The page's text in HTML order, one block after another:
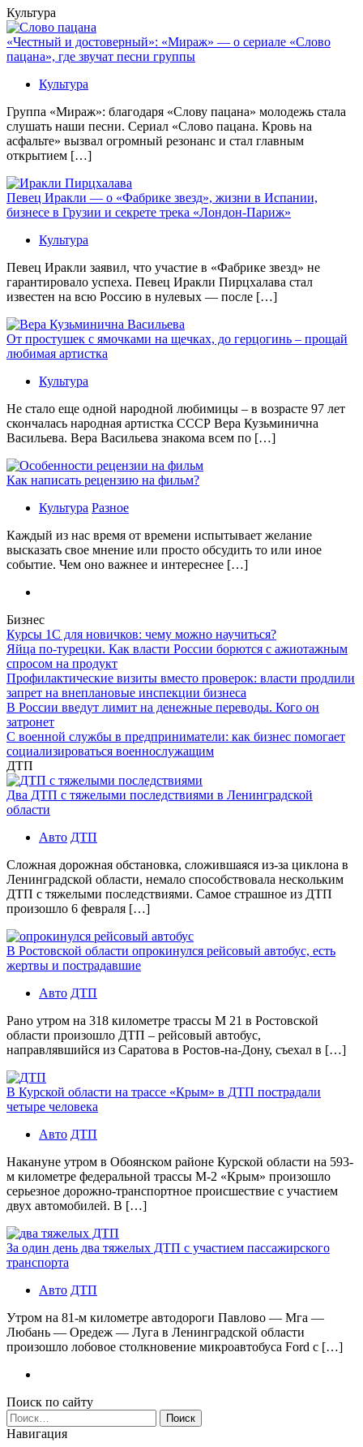
Культура
«Честный и достоверный»: «Мираж» — о сериале «Слово
пацана», где звучат песни группы
Культура
Группа «Мираж»: благодаря «Слову пацана» молодежь стала
слушать наши песни. Сериал «Слово пацана. Кровь на
асфальте» вызвал огромный резонанс и стал главным
открытием […]
Певец Иракли — о «Фабрике звезд», жизни в Испании,
бизнесе в Грузии и секрете трека «Лондон-Париж»
Культура
Певец Иракли заявил, что участие в «Фабрике звезд» не
гарантировало успеха. Певец Иракли Пирцхалава стал
известен на всю Россию в нулевых — после […]
От простушек с ямочками на щечках, до герцогинь – прощай
любимая артистка
Культура
Не стало еще одной народной любимицы – в возрасте 97 лет
скончалась народная артистка СССР Вера Кузьминична
Васильева. Вера Васильева знакома всем по […]
Как написать рецензию на фильм?
Культура Разное
Каждый из нас время от времени испытывает желание
высказать свое мнение или просто обсудить то или иное
событие. Чем оно важнее и интереснее […]
Бизнес
Курсы 1С для новичков: чему можно научиться?
Яйца по-турецки. Как власти России борются с ажиотажным
спросом на продукт
Профилактические визиты вместо проверок: власти продлили
запрет на внеплановые инспекции бизнеса
В России введут лимит на денежные переводы. Кого он
затронет
С военной службы в предприниматели: как бизнес помогает
социализироваться военнослужащим
ДТП
Два ДТП с тяжелыми последствиями в Ленинградской
области
Авто ДТП
Сложная дорожная обстановка, сложившаяся из-за циклона в
Ленинградской области, немало способствовала нескольким
ДТП с тяжелыми последствиями. Самое страшное из ДТП
произошло 6 февраля […]
В Ростовской области опрокинулся рейсовый автобус, есть
жертвы и пострадавшие
Авто ДТП
Рано утром на 318 километре трассы М 21 в Ростовской
области произошло ДТП – рейсовый автобус,
направлявшийся из Саратова в Ростов-на-Дону, съехал в […]
В Курской области на трассе «Крым» в ДТП пострадали
четыре человека
Авто ДТП
Накануне утром в Обоянском районе Курской области на 593-
м километре федеральной трассы М-2 «Крым» произошло
серьезное дорожно-транспортное происшествие с участием
двух автомобилей. В […]
За один день два тяжелых ДТП с участием пассажирского
транспорта
Авто ДТП
Утром на 81-м километре автодороги Павлово — Мга —
Любань — Оредеж — Луга в Ленинградской области
произошло лобовое столкновение микроавтобуса Ford с […]
Поиск по сайту
Найти:
Навигация